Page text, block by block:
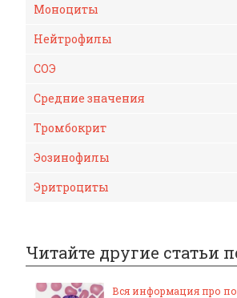
Моноциты
Нейтрофилы
СОЭ
Средние значения
Тромбокрит
Эозинофилы
Эритроциты
Читайте другие статьи
Вся информация про